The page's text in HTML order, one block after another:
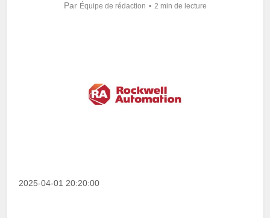
Par Équipe de rédaction 2 min de lecture
2025-04-01 20:20:00